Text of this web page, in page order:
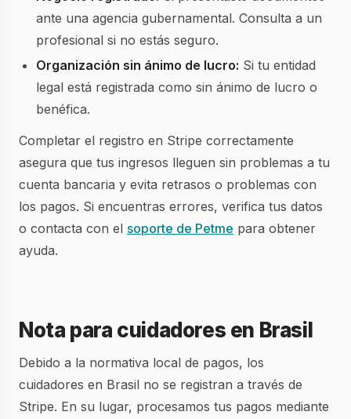
ante una agencia gubernamental. Consulta a un
profesional si no estás seguro.
Organización sin ánimo de lucro: Si tu entidad
legal está registrada como sin ánimo de lucro o
benéfica.
Completar el registro en Stripe correctamente
asegura que tus ingresos lleguen sin problemas a tu
cuenta bancaria y evita retrasos o problemas con
los pagos. Si encuentras errores, verifica tus datos
o contacta con el soporte de Petme para obtener
ayuda.
Nota para cuidadores en Brasil
Debido a la normativa local de pagos, los
cuidadores en Brasil no se registran a través de
Stripe. En su lugar, procesamos tus pagos mediante